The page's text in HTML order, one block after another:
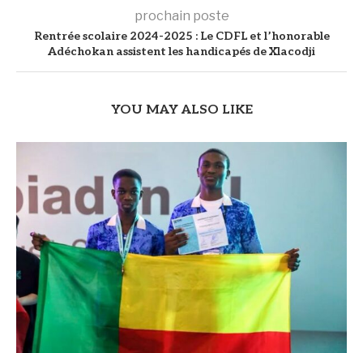
prochain poste
Rentrée scolaire 2024-2025 : Le CDFL et l’honorable
Adéchokan assistent les handicapés de Xlacodji
YOU MAY ALSO LIKE